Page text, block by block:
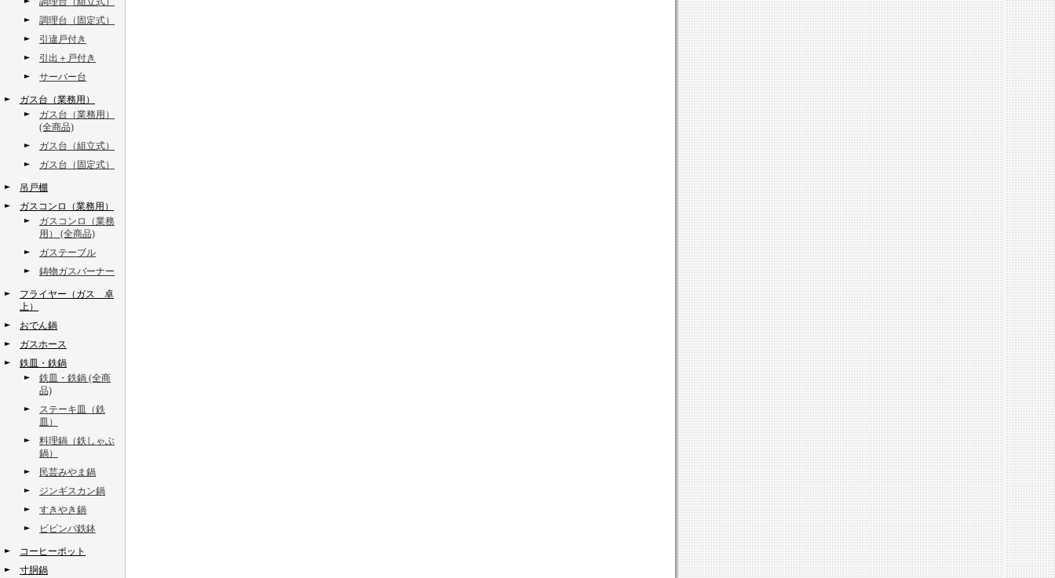
調理台（固定式）
引違戸付き
引出＋戸付き
サーバー台
ガス台（業務用）
ガス台（業務用）
(全商品)
ガス台（組立式）
ガス台（固定式）
吊戸棚
ガスコンロ（業務用）
ガスコンロ（業務
用） (全商品)
ガステーブル
鋳物ガスバーナー
フライヤー（ガス 卓
上）
おでん鍋
ガスホース
鉄皿・鉄鍋
鉄皿・鉄鍋 (全商
品)
ステーキ皿（鉄
皿）
料理鍋（鉄しゃぶ
鍋）
民芸みやま鍋
ジンギスカン鍋
すきやき鍋
ビビンバ鉄鉢
コーヒーポット
寸胴鍋